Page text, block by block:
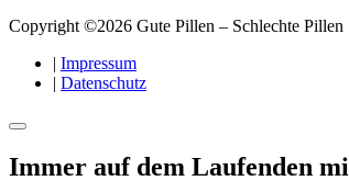
Copyright ©2026 Gute Pillen – Schlechte Pillen
| Impressum
| Datenschutz
Immer auf dem Laufenden